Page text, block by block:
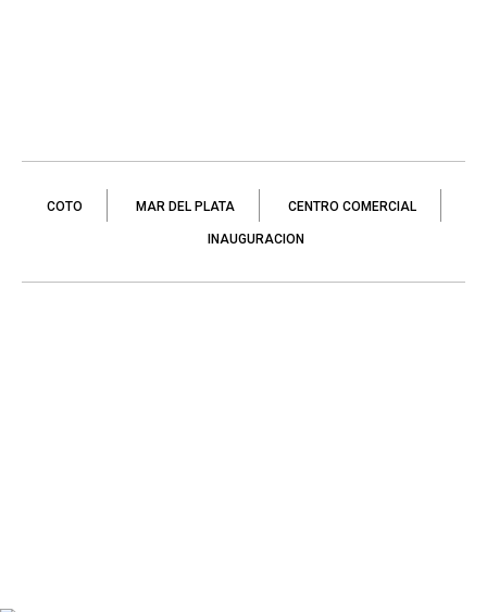
COTO MAR DEL PLATA CENTRO COMERCIAL
INAUGURACION